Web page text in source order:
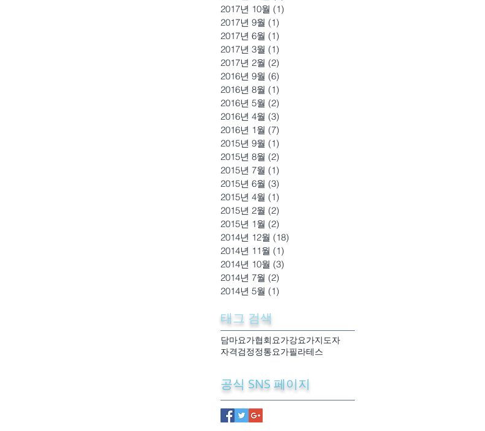
2017년 10월 (1)
2017년 9월 (1)
2017년 6월 (1)
2017년 3월 (1)
2017년 2월 (2)
2016년 9월 (6)
2016년 8월 (1)
2016년 5월 (2)
2016년 4월 (3)
2016년 1월 (7)
2015년 9월 (1)
2015년 8월 (2)
2015년 7월 (1)
2015년 6월 (3)
2015년 4월 (1)
2015년 2월 (2)
2015년 1월 (2)
2014년 12월 (18)
2014년 11월 (1)
2014년 10월 (3)
2014년 7월 (2)
2014년 5월 (1)
태그 검색
담마요가협회요가강요가지도자
자격검정정통요가필라테스
공식 SNS 페이지